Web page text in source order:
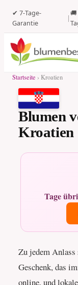
✔ 7-Tage-
Garantie
|
Startseite › Kroatien
Blumen
Kroatien
Tage
Zu jedem
Geschenk, das
online, und